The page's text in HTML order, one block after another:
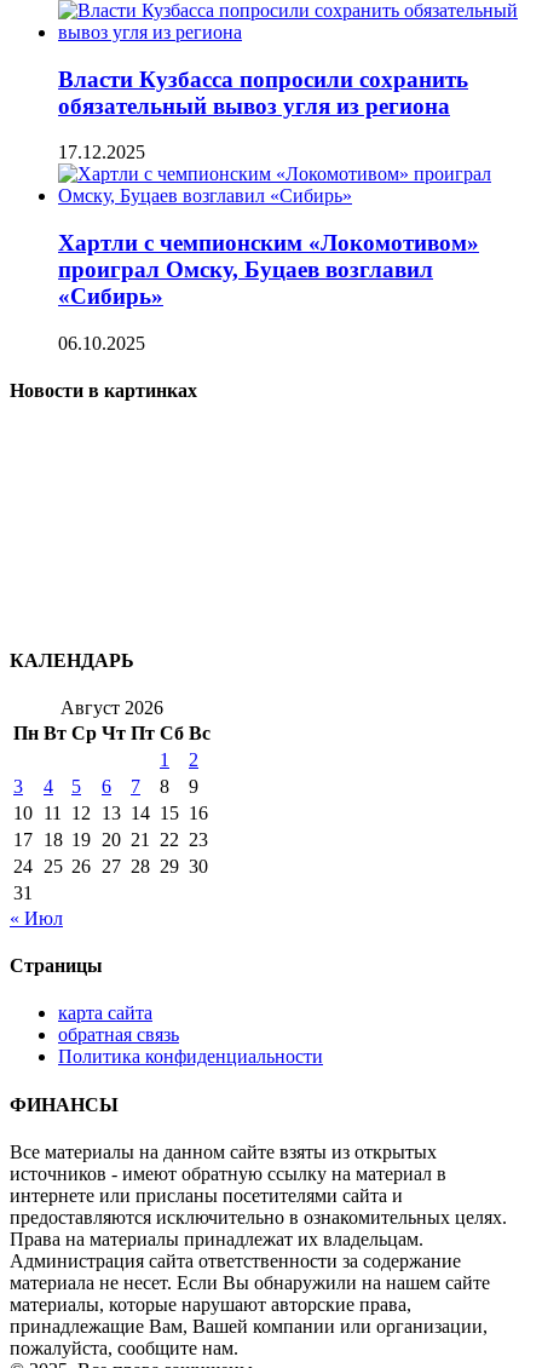
Власти Кузбасса попросили сохранить
обязательный вывоз угля из региона
17.12.2025
Хартли с чемпионским «Локомотивом»
проиграл Омску, Буцаев возглавил
«Сибирь»
06.10.2025
Новости в картинках
КАЛЕНДАРЬ
Август 2026
Пн Вт Ср Чт Пт Сб Вс
1
2
3
4 5 6 7 8
9
10 11 12 13 14 15 16
17 18 19 20 21 22 23
24 25 26 27 28 29 30
31
« Июл
Страницы
карта сайта
обратная связь
Политика конфиденциальности
ФИНАНСЫ
Все материалы на данном сайте взяты из открытых
источников - имеют обратную ссылку на материал в
интернете или присланы посетителями сайта и
предоставляются исключительно в ознакомительных целях.
Права на материалы принадлежат их владельцам.
Администрация сайта ответственности за содержание
материала не несет. Если Вы обнаружили на нашем сайте
материалы, которые нарушают авторские права,
принадлежащие Вам, Вашей компании или организации,
пожалуйста, сообщите нам.